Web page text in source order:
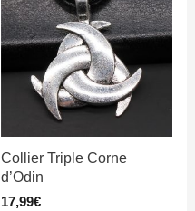
Collier Triple Corne
d’Odin
17,99€